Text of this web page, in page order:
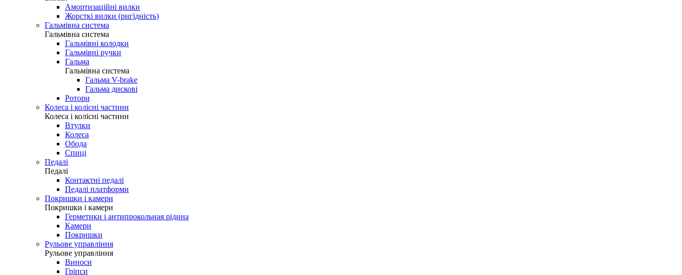
Амортизаційні вилки
Жорсткі вилки (ригідність)
Гальмівна система
Гальмівна система
Гальмівні колодки
Гальмівні ручки
Гальма
Гальмівна система
Гальма V-brake
Гальма дискові
Ротори
Колеса і колісні частини
Колеса і колісні частини
Втулки
Колеса
Обода
Спиці
Педалі
Педалі
Контактні педалі
Педалі платформи
Покришки і камери
Покришки і камери
Герметики і антипрокольная рідина
Камери
Покришки
Рульове управління
Рульове управління
Виноси
Гріпси